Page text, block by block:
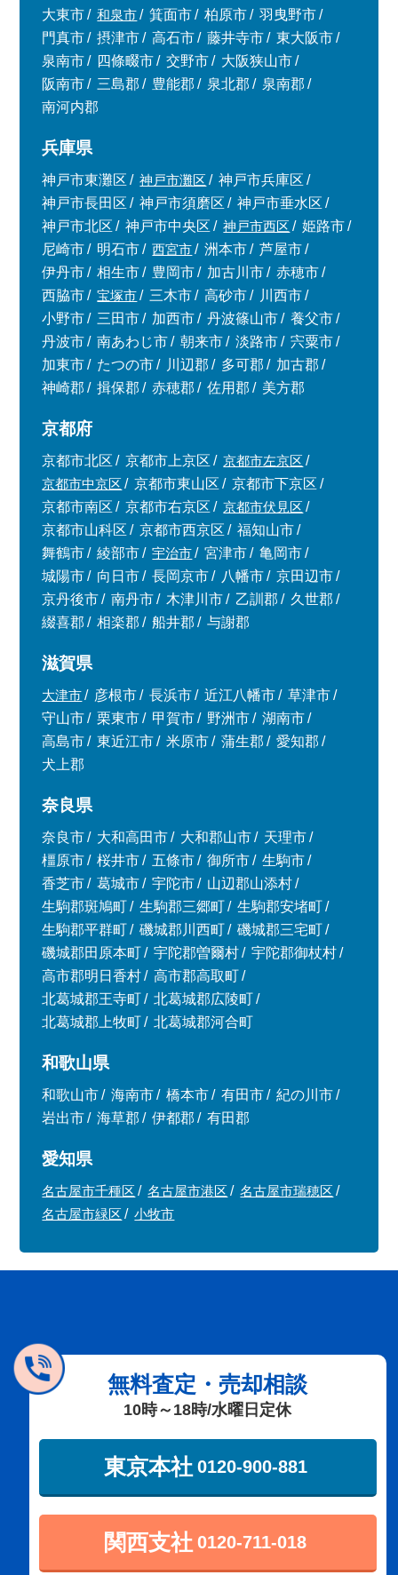
大東市 和泉市 箕面市 柏原市
羽曳野市
門真市
摂津市 高石市 藤井寺市
東大阪市
泉南市
四條畷市 交野市
大阪狭山市
阪南市
三島郡 豊能郡 泉北郡
泉南郡
南河内郡
兵庫県
神戸市東灘区 神戸市灘区
神戸市兵庫区
神戸市長田区
神戸市須磨区
神戸市垂水区
神戸市北区
神戸市中央区 神戸市西区
姫路市
尼崎市
明石市 西宮市 洲本市
芦屋市
伊丹市
相生市 豊岡市 加古川市
赤穂市
西脇市
宝塚市 三木市 高砂市
川西市
小野市
三田市 加西市 丹波篠山市
養父市
丹波市
南あわじ市 朝来市 淡路市
宍粟市
加東市
たつの市 川辺郡 多可郡
加古郡
神崎郡
揖保郡 赤穂郡 佐用郡 美方郡
京都府
京都市北区 京都市上京区
京都市左京区
京都市中京区
京都市東山区
京都市下京区
京都市南区
京都市右京区
京都市伏見区
京都市山科区
京都市西京区
福知山市
舞鶴市
綾部市 宇治市 宮津市
亀岡市
城陽市
向日市 長岡京市 八幡市
京田辺市
京丹後市
南丹市 木津川市 乙訓郡
久世郡
綴喜郡
相楽郡 船井郡 与謝郡
滋賀県
大津市 彦根市 長浜市 近江八幡市
草津市
守山市
栗東市 甲賀市 野洲市
湖南市
高島市
東近江市 米原市 蒲生郡
愛知郡
犬上郡
奈良県
奈良市 大和高田市 大和郡山市
天理市
橿原市
桜井市 五條市 御所市
生駒市
香芝市
葛城市 宇陀市
山辺郡山添村
生駒郡斑鳩町
生駒郡三郷町
生駒郡安堵町
生駒郡平群町
磯城郡川西町
磯城郡三宅町
磯城郡田原本町
宇陀郡曽爾村
宇陀郡御杖村
高市郡明日香村
高市郡高取町
北葛城郡王寺町
北葛城郡広陵町
北葛城郡上牧町
北葛城郡河合町
和歌山県
和歌山市 海南市 橋本市 有田市
紀の川市
岩出市
海草郡 伊都郡 有田郡
愛知県
名古屋市千種区 名古屋市港区
名古屋市瑞穂区
名古屋市緑区
小牧市
無料査定・売却相談
10時～18時/水曜日定休
東京本社 0120-900-881
関西支社 0120-711-018